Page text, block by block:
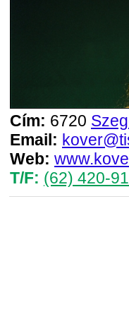
Cím: 6720
Email:
Web:
T/F: (62) 420-